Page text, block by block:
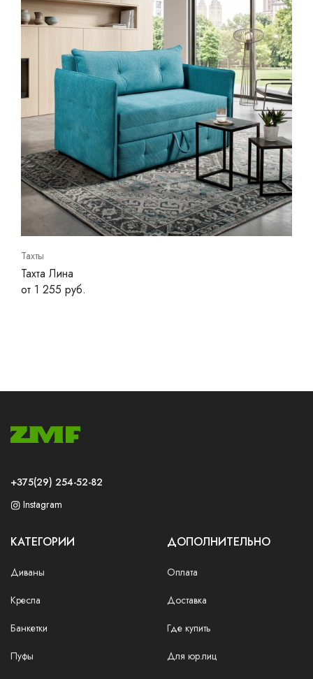
Тахты
Тахта Лина
от 1 255 руб.
+375(29) 254-52-82
Instagram
КАТЕГОРИИ
Диваны
Кресла
Банкетки
Пуфы
ДОПОЛНИТЕЛЬНО
Оплата
Доставка
Где купить
Для юр.лиц